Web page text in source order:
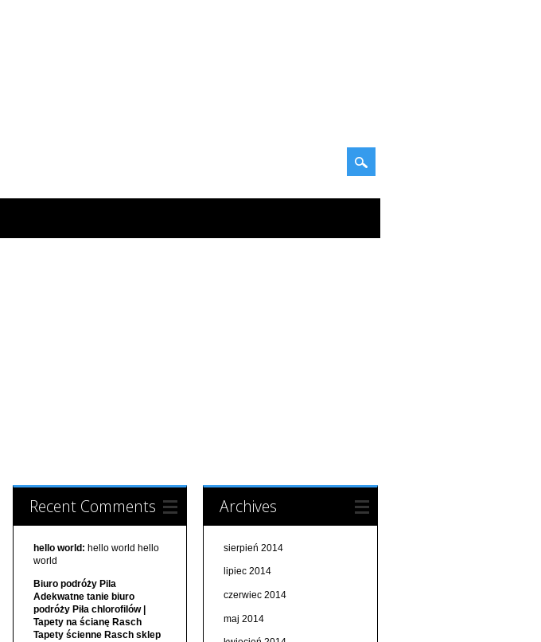
Recent Comments
hello world: hello world hello
world
Biuro podróży Pila
Adekwatne tanie biuro
podróży Piła chlorofilów |
Tapety na ścianę Rasch
Tapety ścienne Rasch sklep
Archives
sierpień 2014
lipiec 2014
czerwiec 2014
maj 2014